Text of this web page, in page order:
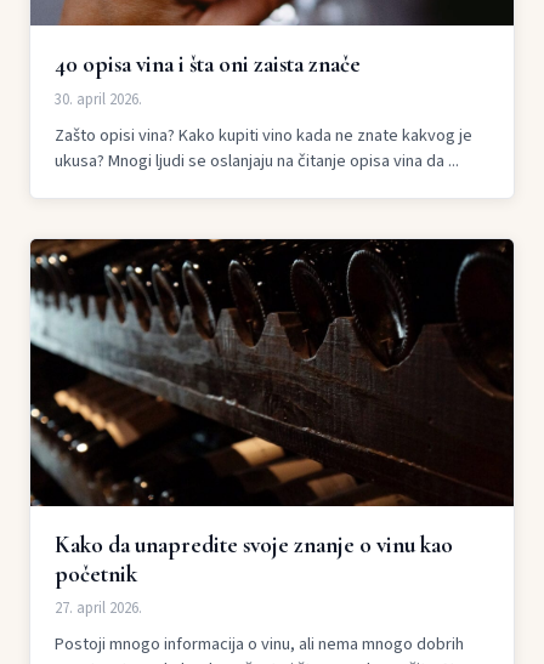
40 opisa vina i šta oni zaista znače
30. april 2026.
Zašto opisi vina? Kako kupiti vino kada ne znate kakvog je
ukusa? Mnogi ljudi se oslanjaju na čitanje opisa vina da ...
Kako da unapredite svoje znanje o vinu kao
početnik
27. april 2026.
Postoji mnogo informacija o vinu, ali nema mnogo dobrih